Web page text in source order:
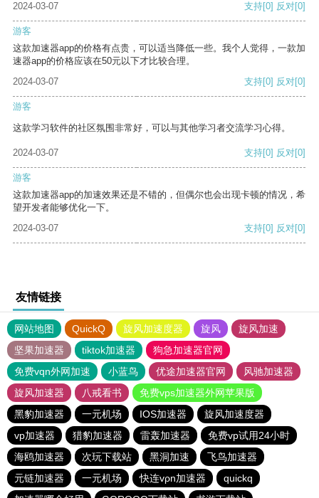
2024-03-07
支持[0] 反对[0]
游客
这款加速器app的价格有点贵，可以适当降低一些。我个人觉得，一款加
速器app的价格应该在50元以下才比较合理。
2024-03-07
支持[0] 反对[0]
游客
这款学习软件的社区氛围非常好，可以与其他学习者交流学习心得。
2024-03-07 支持[0] 反对[0]
游客
这款加速器app的加速效果还是不错的，但偶尔也会出现卡顿的情况，希
望开发者能够优化一下。
2024-03-07
支持[0] 反对[0]
友情链接
网站地图 QuickQ 旋风加速度器 旋风
旋风加速
坚果加速器
tiktok加速器
狗急加速器官网
免费vqn外网加速
小蓝鸟 优途加速器官网
风驰加速器
旋风加速器
八戒看书
免费vps加速器外网苹果版
黑豹加速器
一元机场 IOS加速器
旋风加速度器
vp加速器
猎豹加速器 雷轰加速器
免费vp试用24小时
海鸥加速器
次玩下载站 黑洞加速
飞鸟加速器
元链加速器
一元机场 快连vρn加速器
quickq